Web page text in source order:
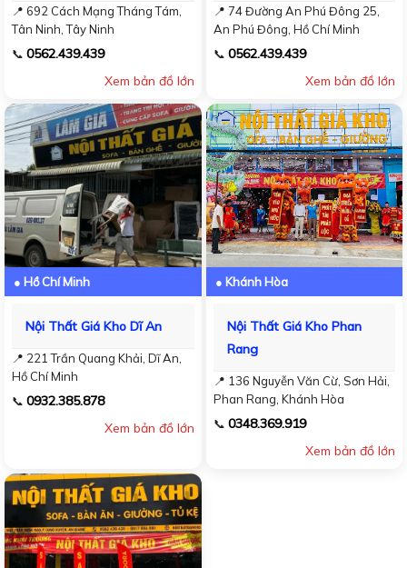
📍 692 Cách Mạng Tháng Tám,
Tân Ninh, Tây Ninh
📞 0562.439.439
Xem bản đồ lớn
📍 74 Đường An Phú Đông 25,
An Phú Đông, Hồ Chí Minh
📞 0562.439.439
Xem bản đồ lớn
● Hồ Chí Minh
Nội Thất Giá Kho Dĩ An
📍 221 Trần Quang Khải, Dĩ An,
Hồ Chí Minh
📞 0932.385.878
Xem bản đồ lớn
● Khánh Hòa
Nội Thất Giá Kho Phan
Rang
📍 136 Nguyễn Văn Cừ, Sơn Hải,
Phan Rang, Khánh Hòa
📞 0348.369.919
Xem bản đồ lớn